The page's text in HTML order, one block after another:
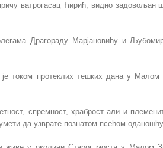
ватрогасац Ћирић, видно
Драгораду Марјановићу и
је током протеклих тешких дана у
спремност, храброст али и
да узврате познатом псећом